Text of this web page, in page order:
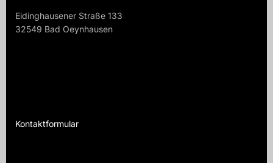
Eidinghausener Straße 133
32549 Bad Oeynhausen
Kontaktformular